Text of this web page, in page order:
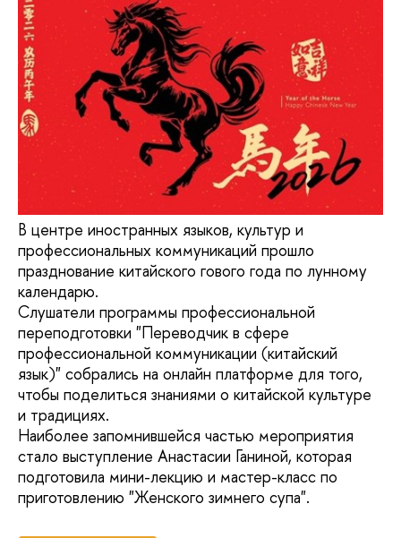
В центре иностранных языков, культур и
профессиональных коммуникаций прошло
празднование китайского гового года по лунному
календарю.
Слушатели программы профессиональной
переподготовки "Переводчик в сфере
профессиональной коммуникации (китайский
язык)" собрались на онлайн платформе для того,
чтобы поделиться знаниями о китайской культуре
и традициях.
Наиболее запомнившейся частью мероприятия
стало выступление Анастасии Ганиной, которая
подготовила мини-лекцию и мастер-класс по
приготовлению "Женского зимнего супа".